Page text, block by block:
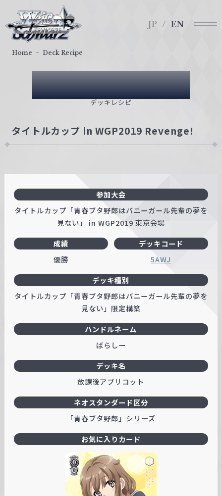
ァ
イ
｜
W
i
JP EN
Deck Recipe
デッキレシピ
Home Deck Recipe
タイトルカップ in WGP2019 Revenge!
参加大会
タイトルカップ「青春ブタ野郎はバニーガール先輩の夢を
見ない」 in WGP2019 東京会場
成績
優勝
ハンドルネーム
ばらしー
デッキコード
5AWJ
デッキ名
放課後アプリコット
デッキ種別
タイトルカップ「青春ブタ野郎はバニーガール先輩の夢を
見ない」限定構築
ネオスタンダード区分
「青春ブタ野郎」シリーズ
お気に入りカード